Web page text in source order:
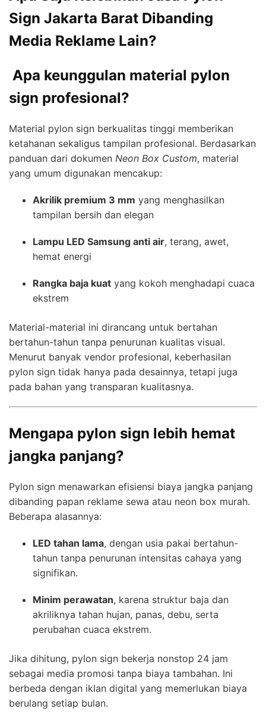
Sign Jakarta Barat Dibanding
Media Reklame Lain?
Apa keunggulan material pylon
sign profesional?
Material pylon sign berkualitas tinggi memberikan
ketahanan sekaligus tampilan profesional. Berdasarkan
panduan dari dokumen Neon Box Custom, material
yang umum digunakan mencakup:
Akrilik premium 3 mm yang menghasilkan
tampilan bersih dan elegan
Lampu LED Samsung anti air, terang, awet,
hemat energi
Rangka baja kuat yang kokoh menghadapi cuaca
ekstrem
Material-material ini dirancang untuk bertahan
bertahun-tahun tanpa penurunan kualitas visual.
Menurut banyak vendor profesional, keberhasilan
pylon sign tidak hanya pada desainnya, tetapi juga
pada bahan yang transparan kualitasnya.
Mengapa pylon sign lebih hemat
jangka panjang?
Pylon sign menawarkan efisiensi biaya jangka panjang
dibanding papan reklame sewa atau neon box murah.
Beberapa alasannya:
LED tahan lama, dengan usia pakai bertahun-
tahun tanpa penurunan intensitas cahaya yang
signifikan.
Minim perawatan, karena struktur baja dan
akriliknya tahan hujan, panas, debu, serta
perubahan cuaca ekstrem.
Jika dihitung, pylon sign bekerja nonstop 24 jam
sebagai media promosi tanpa biaya tambahan. Ini
berbeda dengan iklan digital yang memerlukan biaya
berulang setiap bulan.